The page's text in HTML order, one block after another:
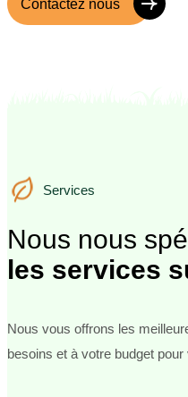
Contactez nous
Services
Services
Nous nous
les services
Nous vous offrons les
besoins et à votre budget pour